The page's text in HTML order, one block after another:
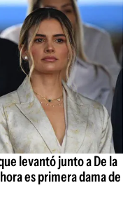
levantó junto a De la
es primera dama de